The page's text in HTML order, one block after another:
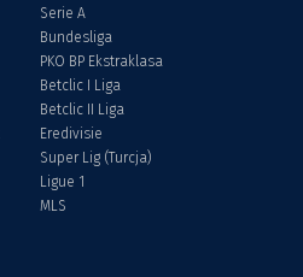
Serie A
Bundesliga
PKO BP Ekstraklasa
Betclic I Liga
Betclic II Liga
Eredivisie
Super Lig (Turcja)
Ligue 1
MLS